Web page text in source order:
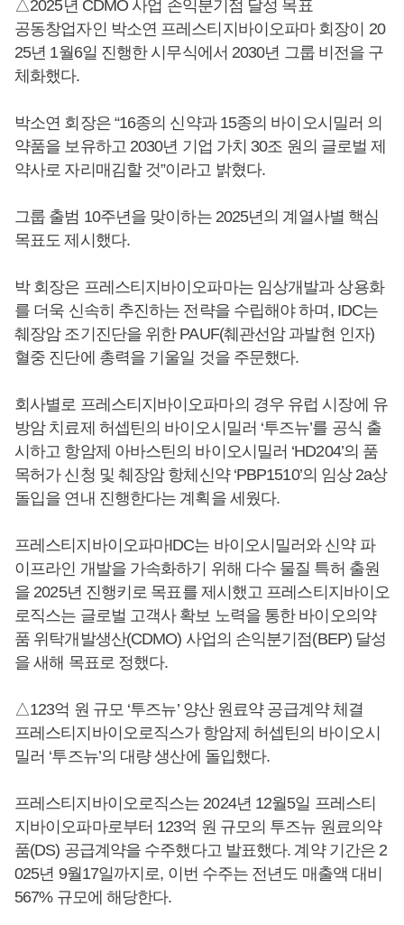
△2025년 CDMO 사업 손익분기점 달성 목표
공동창업자인 박소연 프레스티지바이오파마 회장이 20
25년 1월6일 진행한 시무식에서 2030년 그룹 비전을 구
체화했다.
박소연 회장은 “16종의 신약과 15종의 바이오시밀러 의
약품을 보유하고 2030년 기업 가치 30조 원의 글로벌 제
약사로 자리매김할 것”이라고 밝혔다.
그룹 출범 10주년을 맞이하는 2025년의 계열사별 핵심
목표도 제시했다.
박 회장은 프레스티지바이오파마는 임상개발과 상용화
를 더욱 신속히 추진하는 전략을 수립해야 하며, IDC는
췌장암 조기진단을 위한 PAUF(췌관선암 과발현 인자)
혈중 진단에 총력을 기울일 것을 주문했다.
회사별로 프레스티지바이오파마의 경우 유럽 시장에 유
방암 치료제 허셉틴의 바이오시밀러 ‘투즈뉴’를 공식 출
시하고 항암제 아바스틴의 바이오시밀러 ‘HD204’의 품
목허가 신청 및 췌장암 항체신약 ‘PBP1510’의 임상 2a상
돌입을 연내 진행한다는 계획을 세웠다.
프레스티지바이오파마IDC는 바이오시밀러와 신약 파
이프라인 개발을 가속화하기 위해 다수 물질 특허 출원
을 2025년 진행키로 목표를 제시했고 프레스티지바이오
로직스는 글로벌 고객사 확보 노력을 통한 바이오의약
품 위탁개발생산(CDMO) 사업의 손익분기점(BEP) 달성
을 새해 목표로 정했다.
△123억 원 규모 ‘투즈뉴’ 양산 원료약 공급계약 체결
프레스티지바이오로직스가 항암제 허셉틴의 바이오시
밀러 ‘투즈뉴’의 대량 생산에 돌입했다.
프레스티지바이오로직스는 2024년 12월5일 프레스티
지바이오파마로부터 123억 원 규모의 투즈뉴 원료의약
품(DS) 공급계약을 수주했다고 발표했다. 계약 기간은 2
025년 9월17일까지로, 이번 수주는 전년도 매출액 대비
567% 규모에 해당한다.